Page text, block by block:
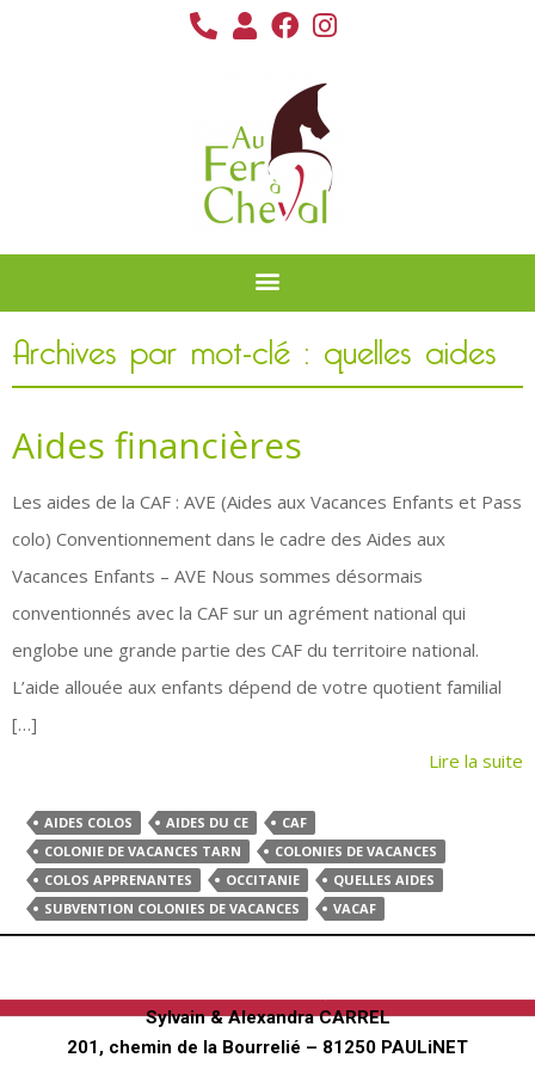
Archives par mot-clé : quelles aides
Aides financières
Les aides de la CAF : AVE (Aides aux Vacances Enfants et Pass
colo) Conventionnement dans le cadre des Aides aux
Vacances Enfants – AVE Nous sommes désormais
conventionnés avec la CAF sur un agrément national qui
englobe une grande partie des CAF du territoire national.
L’aide allouée aux enfants dépend de votre quotient familial
[…]
Lire la suite
AIDES COLOS AIDES DU CE
CAF
COLONIE DE VACANCES TARN
COLONIES DE VACANCES
COLOS APPRENANTES
OCCITANIE
QUELLES AIDES
SUBVENTION COLONIES DE VACANCES
VACAF
"Au fer à Cheval"
Sylvain & Alexandra CARREL
201, chemin de la Bourrelié – 81250 PAULiNET